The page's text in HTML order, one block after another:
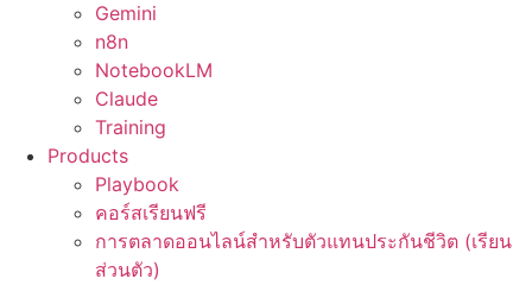
Gemini
n8n
NotebookLM
Claude
Training
Products
Playbook
คอร์สเรียนฟรี
การตลาดออนไลน์สำหรับตัวแทนประกันชีวิต (เรียน
ส่วนตัว)